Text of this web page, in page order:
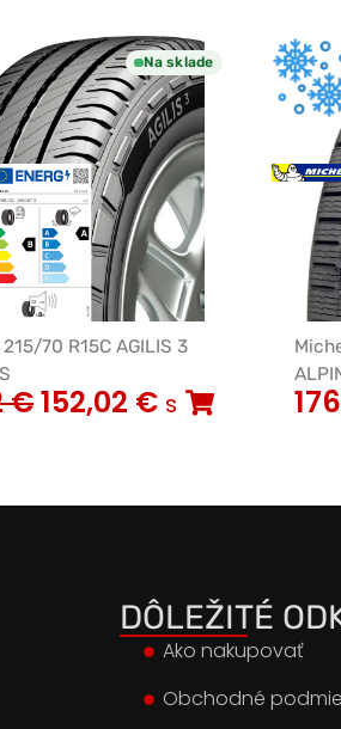
Na sklade
70 R15C AGILIS 3
€152,02 € s
DÔLEŽITÉ
Ako nakupovať
Obchodné